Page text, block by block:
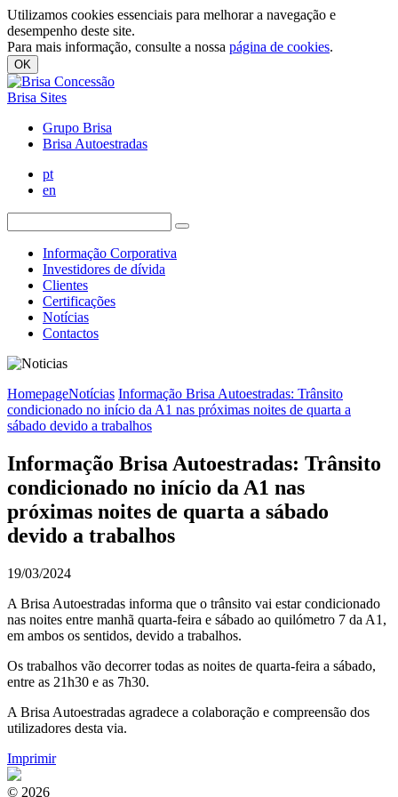
Utilizamos cookies essenciais para melhorar a navegação e
desempenho deste site.
Para mais informação, consulte a nossa página de cookies.
OK
Brisa Sites
Grupo Brisa
Brisa Autoestradas
pt
en
Informação Corporativa
Investidores de dívida
Clientes
Certificações
Notícias
Contactos
HomepageNotícias Informação Brisa Autoestradas: Trânsito
condicionado no início da A1 nas próximas noites de quarta a
sábado devido a trabalhos
Informação Brisa Autoestradas: Trânsito
condicionado no início da A1 nas
próximas noites de quarta a sábado
devido a trabalhos
19/03/2024
A Brisa Autoestradas informa que o trânsito vai estar condicionado
nas noites entre manhã quarta-feira e sábado ao quilómetro 7 da A1,
em ambos os sentidos, devido a trabalhos.
Os trabalhos vão decorrer todas as noites de quarta-feira a sábado,
entre as 21h30 e as 7h30.
A Brisa Autoestradas agradece a colaboração e compreensão dos
utilizadores desta via.
Imprimir
© 2026